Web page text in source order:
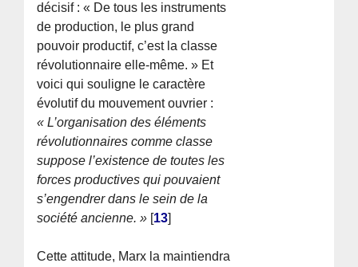
décisif : « De tous les instruments
de production, le plus grand
pouvoir productif, c’est la classe
révolutionnaire elle-même. » Et
voici qui souligne le caractère
évolutif du mouvement ouvrier :
« L’organisation des éléments
révolutionnaires comme classe
suppose l’existence de toutes les
forces productives qui pouvaient
s’engendrer dans le sein de la
société ancienne. » [13]
Cette attitude, Marx la maintiendra